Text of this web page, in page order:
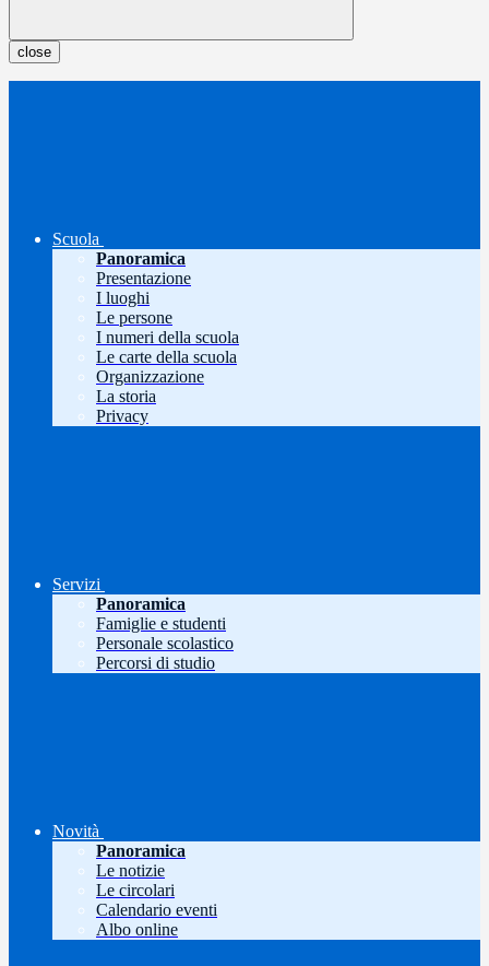
close
Scuola
Panoramica
Presentazione
I luoghi
Le persone
I numeri della scuola
Le carte della scuola
Organizzazione
La storia
Privacy
Servizi
Panoramica
Famiglie e studenti
Personale scolastico
Percorsi di studio
Novità
Panoramica
Le notizie
Le circolari
Calendario eventi
Albo online